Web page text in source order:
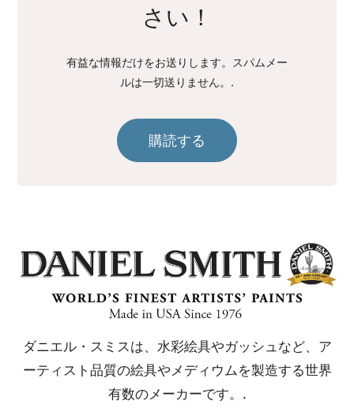
さい！
有益な情報だけをお送りします。スパムメー
ルは一切送りません。.
購読する
ダニエル・スミスは、水彩絵具やガッシュなど、ア
ーティスト品質の絵具やメディウムを製造する世界
有数のメーカーです。.